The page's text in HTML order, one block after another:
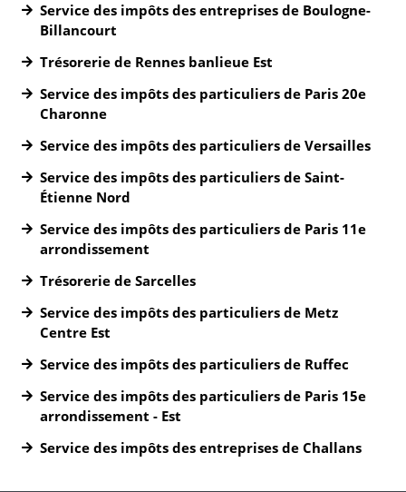
Service des impôts des entreprises de Boulogne-
Billancourt
Trésorerie de Rennes banlieue Est
Service des impôts des particuliers de Paris 20e
Charonne
Service des impôts des particuliers de Versailles
Service des impôts des particuliers de Saint-
Étienne Nord
Service des impôts des particuliers de Paris 11e
arrondissement
Trésorerie de Sarcelles
Service des impôts des particuliers de Metz
Centre Est
Service des impôts des particuliers de Ruffec
Service des impôts des particuliers de Paris 15e
arrondissement - Est
Service des impôts des entreprises de Challans